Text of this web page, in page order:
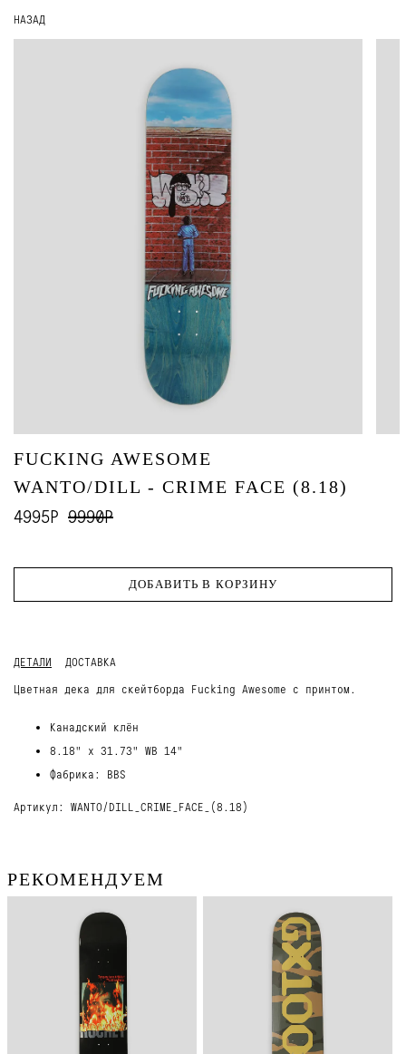
НАЗАД
FUCKING AWESOME
WANTO/DILL - CRIME FACE (8.18)
4995Р 9990Р
ДОБАВИТЬ В КОРЗИНУ
ДЕТАЛИ
ДОСТАВКА
Цветная дека для скейтборда Fucking Awesome с принтом.
Канадский клён
8.18" x 31.73" WB 14"
Фабрика: BBS
Артикул: WANTO/DILL_CRIME_FACE_(8.18)
РЕКОМЕНДУЕМ